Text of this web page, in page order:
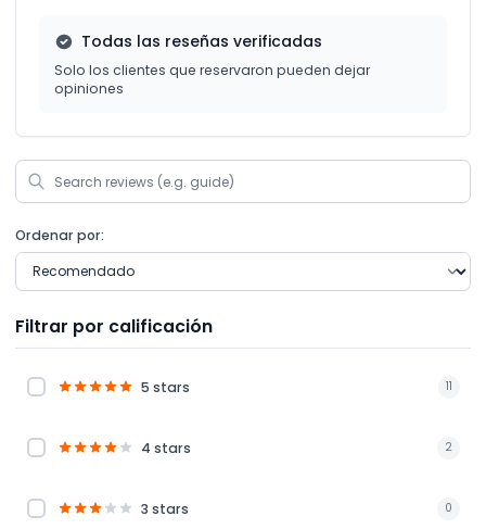
Todas las reseñas verificadas
Solo los clientes que reservaron pueden dejar
opiniones
Ordenar por:
Filtrar por calificación
5 stars 11
4 stars 2
3 stars 0